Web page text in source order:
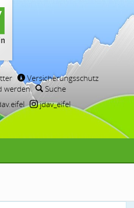
Versicherungsschutz
werden
Suche
jdav_eifel